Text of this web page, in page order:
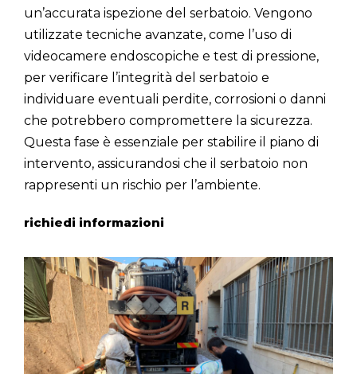
un’accurata ispezione del serbatoio. Vengono
utilizzate tecniche avanzate, come l’uso di
videocamere endoscopiche e test di pressione,
per verificare l’integrità del serbatoio e
individuare eventuali perdite, corrosioni o danni
che potrebbero compromettere la sicurezza.
Questa fase è essenziale per stabilire il piano di
intervento, assicurandosi che il serbatoio non
rappresenti un rischio per l’ambiente.
richiedi informazioni